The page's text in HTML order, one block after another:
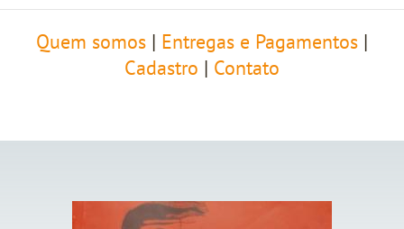
Quem somos Entregas e Pagamentos
Cadastro
Contato